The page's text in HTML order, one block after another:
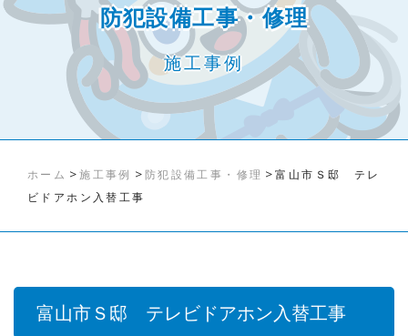
防犯設備工事・修理
施工事例
ホーム >施工事例 >防犯設備工事・修理 >富山市Ｓ邸 テレ
ビドアホン入替工事
富山市Ｓ邸 テレビドアホン入替工事